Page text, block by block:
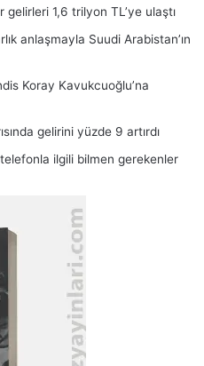
gelirleri 1,6 trilyon TL’ye ulaştı
anlaşmayla Suudi Arabistan’ın
Koray Kavukcuoğlu’na
gelirini yüzde 9 artırdı
ilgili bilmen gerekenler